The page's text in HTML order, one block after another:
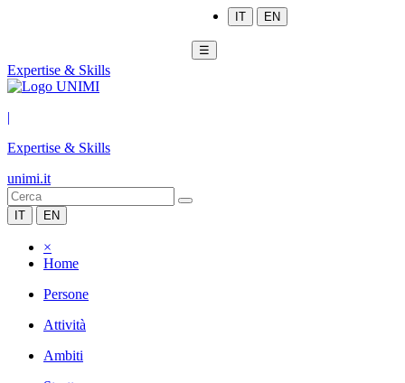
IT EN
☰
Expertise & Skills
|
Expertise & Skills
unimi.it
IT EN
×
Home
Persone
Attività
Ambiti